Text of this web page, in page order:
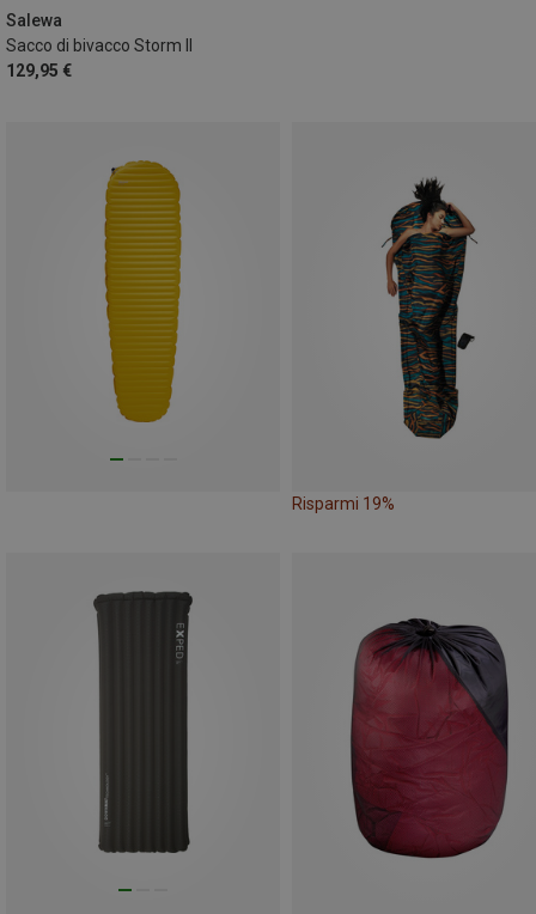
Salewa
Sacco di bivacco Storm II
129,95 €
Risparmi 19%